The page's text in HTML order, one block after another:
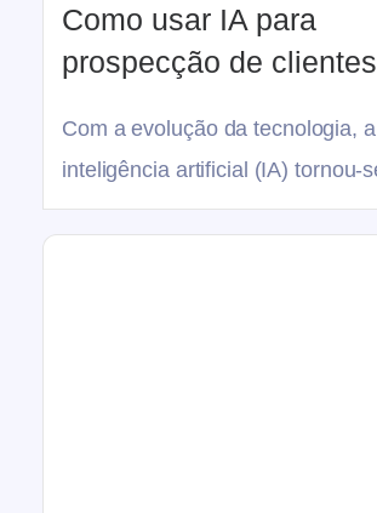
Como usar IA para
prospecção de clientes
Com a evolução da tecnologia, a
inteligência artificial (IA) tornou-